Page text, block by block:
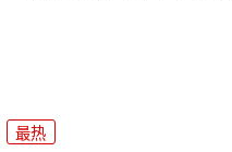
最热